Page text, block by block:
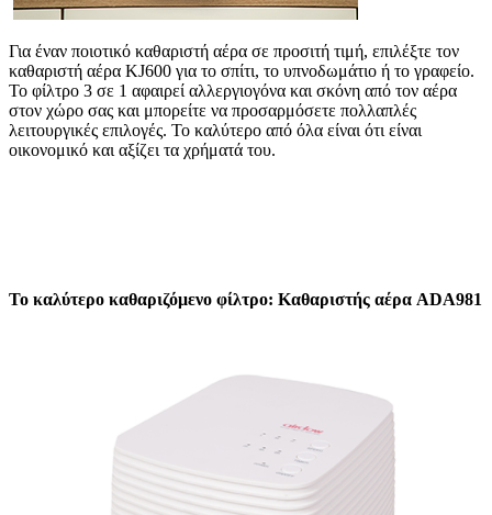
Για έναν ποιοτικό καθαριστή αέρα σε προσιτή τιμή, επιλέξτε τον
καθαριστή αέρα KJ600 για το σπίτι, το υπνοδωμάτιο ή το γραφείο.
Το φίλτρο 3 σε 1 αφαιρεί αλλεργιογόνα και σκόνη από τον αέρα
στον χώρο σας και μπορείτε να προσαρμόσετε πολλαπλές
λειτουργικές επιλογές. Το καλύτερο από όλα είναι ότι είναι
οικονομικό και αξίζει τα χρήματά του.
Το καλύτερο καθαριζόμενο φίλτρο: Καθαριστής αέρα ADA981